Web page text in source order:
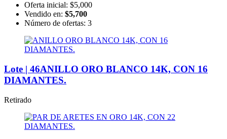
Oferta inicial: $5,000
Vendido en: $5,700
Número de ofertas: 3
Lote | 46ANILLO ORO BLANCO 14K, CON 16
DIAMANTES.
Retirado